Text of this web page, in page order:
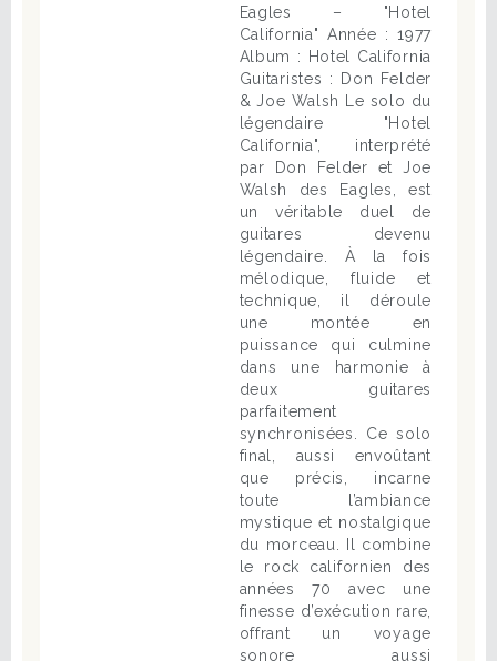
Eagles – "Hotel
California" Année : 1977
Album : Hotel California
Guitaristes : Don Felder
& Joe Walsh Le solo du
légendaire "Hotel
California", interprété
par Don Felder et Joe
Walsh des Eagles, est
un véritable duel de
guitares devenu
légendaire. À la fois
mélodique, fluide et
technique, il déroule
une montée en
puissance qui culmine
dans une harmonie à
deux guitares
parfaitement
synchronisées. Ce solo
final, aussi envoûtant
que précis, incarne
toute l’ambiance
mystique et nostalgique
du morceau. Il combine
le rock californien des
années 70 avec une
finesse d’exécution rare,
offrant un voyage
sonore aussi